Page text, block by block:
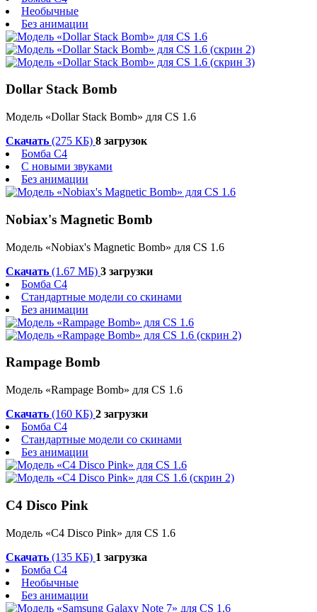
Необычные
Без анимации
Dollar Stack Bomb
Модель «Dollar Stack Bomb» для CS 1.6
Скачать (275 КБ) 8 загрузок
Бомба C4
С новыми звуками
Без анимации
Nobiax's Magnetic Bomb
Модель «Nobiax's Magnetic Bomb» для CS 1.6
Скачать (1.67 МБ) 3 загрузки
Бомба C4
Стандартные модели со скинами
Без анимации
Rampage Bomb
Модель «Rampage Bomb» для CS 1.6
Скачать (160 КБ) 2 загрузки
Бомба C4
Стандартные модели со скинами
Без анимации
C4 Disco Pink
Модель «C4 Disco Pink» для CS 1.6
Скачать (135 КБ) 1 загрузка
Бомба C4
Необычные
Без анимации